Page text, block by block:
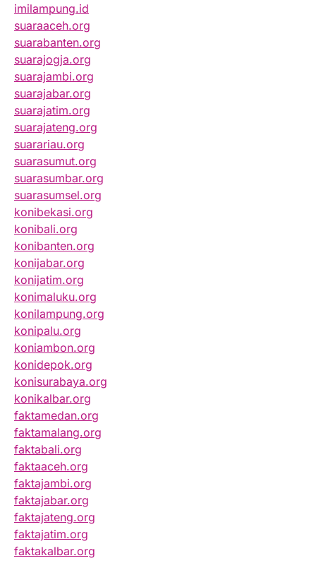
imilampung.id
suaraaceh.org
suarabanten.org
suarajogja.org
suarajambi.org
suarajabar.org
suarajatim.org
suarajateng.org
suarariau.org
suarasumut.org
suarasumbar.org
suarasumsel.org
konibekasi.org
konibali.org
konibanten.org
konijabar.org
konijatim.org
konimaluku.org
konilampung.org
konipalu.org
koniambon.org
konidepok.org
konisurabaya.org
konikalbar.org
faktamedan.org
faktamalang.org
faktabali.org
faktaaceh.org
faktajambi.org
faktajabar.org
faktajateng.org
faktajatim.org
faktakalbar.org